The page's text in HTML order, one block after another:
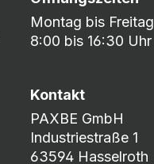
Montag bis Freitag
8:00 bis 16:30 Uhr
Kontakt
PAXBE GmbH
Industriestraße 1
63594 Hasselroth